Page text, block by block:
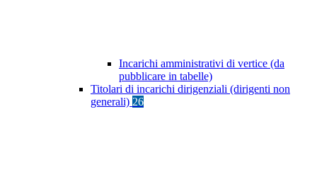
Incarichi amministrativi di vertice (da
pubblicare in tabelle)
Titolari di incarichi dirigenziali (dirigenti non
generali) 26